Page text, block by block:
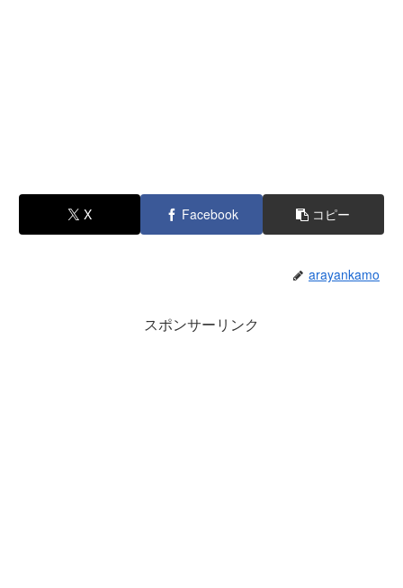
X Facebook コピー
arayankamo
スポンサーリンク